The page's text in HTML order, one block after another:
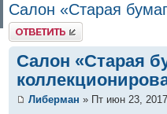
Салон «Старая
Салон «Старая
Либерман » Пт июн 23,